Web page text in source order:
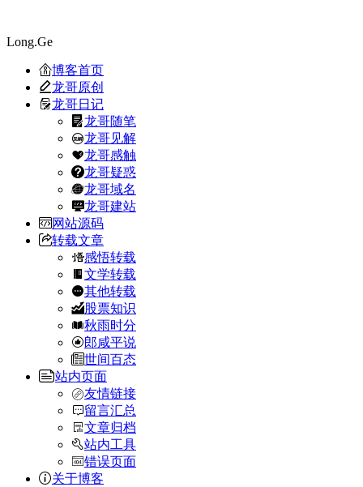
Long.Ge
博客首页
龙哥原创
龙哥日记
龙哥随笔
龙哥见解
龙哥感触
龙哥疑惑
龙哥域名
龙哥建站
网站源码
转载文章
感悟转载
文学转载
其他转载
股票知识
秋雨时分
郎咸平说
世间百态
站内页面
友情链接
留言汇总
文章归档
站内工具
错误页面
关于博客